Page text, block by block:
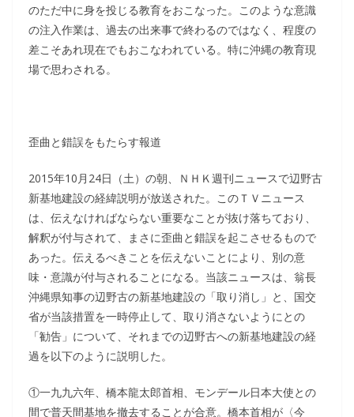
のただ中に身を投じる教育をおこなった。このような意識
の注入作業は、過去の出来事で終わるのではなく、程度の
差こそあれ現在でもおこなわれている。特に沖縄の教育現
場で思わされる。
歪曲と錯誤をもたらす報道
2015年10月24日（土）の朝、ＮＨＫ週刊ニュースで辺野古
新基地建設の経緯説明が放送された。このＴＶニュース
は、伝えなければならない重要なことが抜け落ちており、
解釈が付与されて、まさに歪曲と錯誤を起こさせるもので
あった。伝えるべきことを伝えないことにより、別の意
味・意識が付与されることになる。当該ニュースは、翁長
沖縄県知事の辺野古の新基地建設の「取り消し」と、国交
省が当該措置を一時停止して、取り消さないようにとの
「勧告」について、それまでの辺野古への新基地建設の経
過を以下のように説明した。
①一九九六年、橋本龍太郎首相、モンデール日本大使との
間で普天間基地を撤去することが合意。橋本首相が〈今